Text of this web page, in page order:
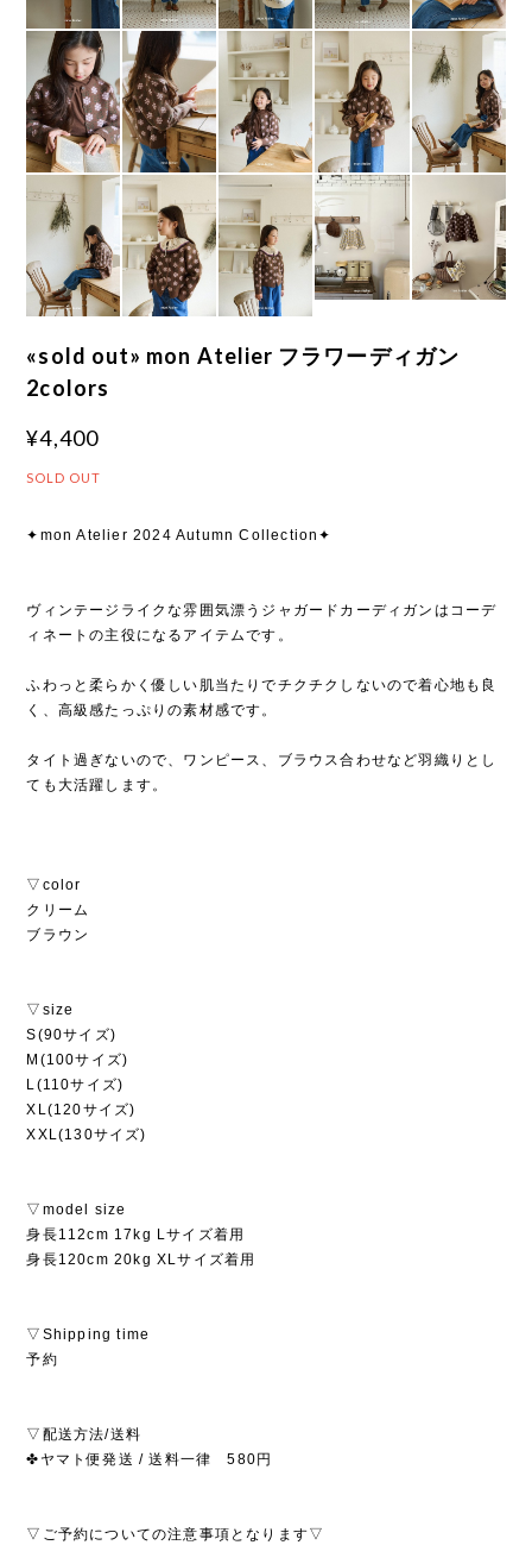
«sold out» mon Atelier フラワーディガン
2colors
¥4,400
SOLD OUT
✦mon Atelier 2024 Autumn Collection✦
ヴィンテージライクな雰囲気漂うジャガードカーディガンはコーデ
ィネートの主役になるアイテムです。
ふわっと柔らかく優しい肌当たりでチクチクしないので着心地も良
く、高級感たっぷりの素材感です。
タイト過ぎないので、ワンピース、ブラウス合わせなど羽織りとし
ても大活躍します。
▽color
クリーム
ブラウン
▽size
S(90サイズ)
M(100サイズ)
L(110サイズ)
XL(120サイズ)
XXL(130サイズ)
▽model size
身長112cm 17kg Lサイズ着用
身長120cm 20kg XLサイズ着用
▽Shipping time
予約
▽配送方法/送料
✤ヤマト便発送 / 送料一律 580円
▽ご予約についての注意事項となります▽